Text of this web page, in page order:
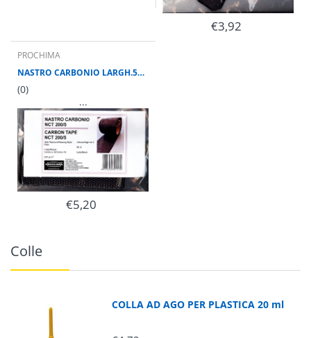
€3,92
PROCHIMA
NASTRO CARBONIO LARGH.50 mm LUNGH AL MT
(0)
...
€5,20
Colle
COLLA AD AGO PER PLASTICA 20 ml